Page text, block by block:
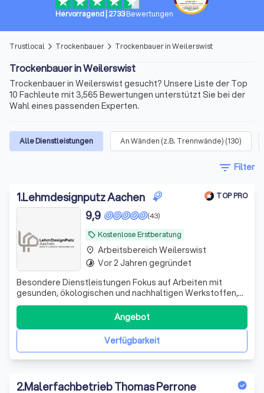
Hervorragend| 2733 Bewertungen
Trustlocal arrow_forward_ios Trockenbauer arrow_forward_ios Trockenbauer in Weilerswist
Trockenbauer in Weilerswist
Trockenbauer in Weilerswist gesucht? Unsere Liste der Top
10 Fachleute mit 3,565 Bewertungen unterstützt Sie bei der
Wahl eines passenden Experten.
Alle Dienstleistungen An Wänden (z.B. Trennwände) (130)
filter_list Filter
1.Lehmdesignputz Aachen TOP PRO
local_offer Kostenlose Erstberatung
(43)
9,9
Besondere Dienstleistungen Fokus auf Arbeiten mit
gesunden, ökologischen und nachhaltigen Werkstoffen,
z.B. 1. Lehmdesignputz mit dekorativen Techniken 2.
Kalkputz in allen Arten (Spachtel/Putz) 3. Marokkanischer
Tadelakt für Badezimmer und Kamine 4. Stuckarbeiten in
Wohnzimmern und BürosVerfügbarkeit
Angebot
place Arbeitsbereich Weilerswist
timelapse Vor 2 Jahren gegründet
2.Malerfachbetrieb Thomas Perrone